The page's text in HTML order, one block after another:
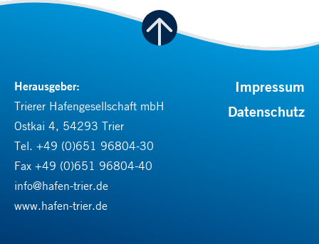
Herausgeber:
Trierer Hafengesellschaft mbH
Ostkai 4, 54293 Trier
Tel. +49 (0)651 96804-30
Fax +49 (0)651 96804-40
info@hafen-trier.de
www.hafen-trier.de
Impressum
Datenschutz